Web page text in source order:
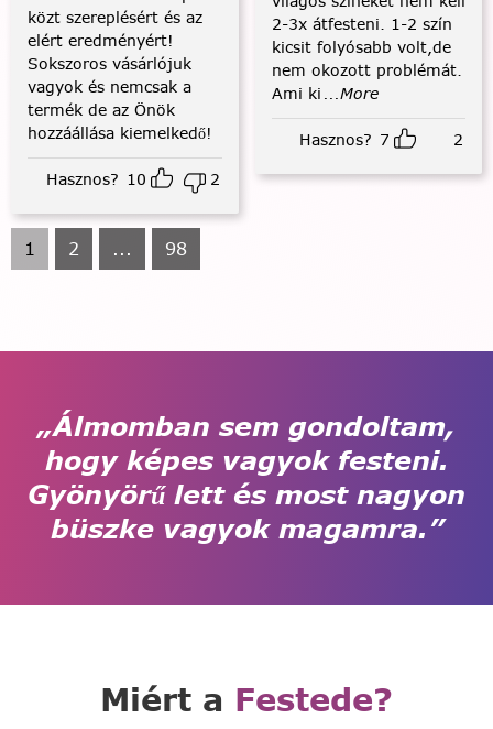
közt szereplésért és az
elért eredményért!
Sokszoros vásárlójuk
vagyok és nemcsak a
termék de az Önök
hozzáállása kiemelkedő!
Hasznos? 10 2
2-3x átfesteni. 1-2 szín
kicsit folyósabb volt,de
nem okozott problémát.
Ami ki ...More
Hasznos? 7 2
1 2 ... 98
„Álmomban sem gondoltam,
hogy képes vagyok festeni.
Gyönyörű lett és most nagyon
büszke vagyok magamra.”
Miért a Festede?